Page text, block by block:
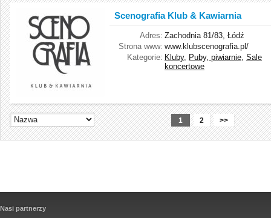
Scenografia Klub & Kawiarnia
Adres: Zachodnia 81/83, Łódź
Strona www: www.klubscenografia.pl/
Kategorie: Kluby, Puby, piwiarnie, Sale
koncertowe
1 2 >>
Nasi partnerzy